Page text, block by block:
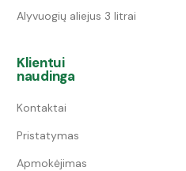
Alyvuogių aliejus 3 litrai
Klientui
naudinga
Kontaktai
Pristatymas
Apmokėjimas